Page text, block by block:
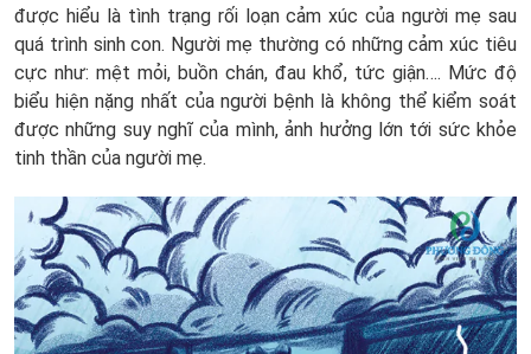
được hiểu là tình trạng rối loạn cảm xúc của người mẹ sau
quá trình sinh con. Người mẹ thường có những cảm xúc tiêu
cực như: mệt mỏi, buồn chán, đau khổ, tức giận…. Mức độ
biểu hiện nặng nhất của người bệnh là không thể kiểm soát
được những suy nghĩ của mình, ảnh hưởng lớn tới sức khỏe
tinh thần của người mẹ.